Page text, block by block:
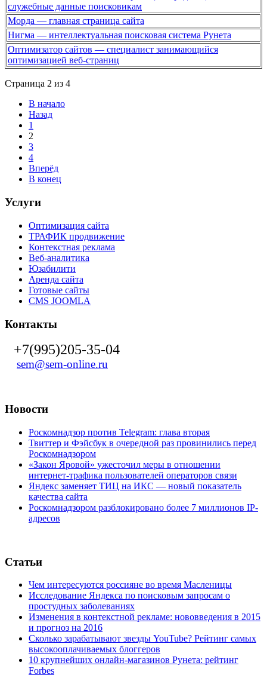
служебные данные поисковикам
Морда — главная страница сайта
Нигма — интеллектуальная поисковая система Рунета
Оптимизатор сайтов — специалист занимающийся
оптимизацией веб-страниц
Страница 2 из 4
В начало
Назад
1
2
3
4
Вперёд
В конец
Услуги
Оптимизация сайта
ТРАФИК продвижение
Контекстная реклама
Веб-аналитика
Юзабилити
Аренда сайта
Готовые сайты
CMS JOOMLA
Контакты
+7(995)205-35-04
sem@sem-online.ru
Новости
Роскомнадзор против Telegram: глава вторая
Твиттер и Фэйсбук в очередной раз провинились перед
Роскомнадзором
«Закон Яровой» ужесточил меры в отношении
интернет-трафика пользователей операторов связи
Яндекс заменяет ТИЦ на ИКС — новый показатель
качества сайта
Роскомнадзором разблокировано более 7 миллионов IP-
адресов
Статьи
Чем интересуются россияне во время Масленицы
Исследование Яндекса по поисковым запросам о
простудных заболеваниях
Изменения в контекстной рекламе: нововведения в 2015
и прогноз на 2016
Сколько зарабатывают звезды YouTube? Рейтинг самых
высокооплачиваемых блоггеров
10 крупнейших онлайн-магазинов Рунета: рейтинг
Forbes